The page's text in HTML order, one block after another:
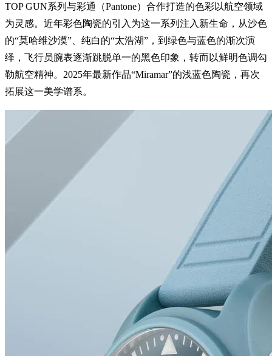
TOP GUN系列与彩通（Pantone）合作打造的色彩以航空领域
为灵感。近年彩色陶瓷的引入为这一系列注入新生命，从沙色
的“莫哈维沙漠”、纯白的“太浩湖”，到绿色与蓝色的渐次演
绎，飞行员腕表逐渐跳脱单一的黑色印象，转而以鲜明色调勾
勒航空精神。2025年最新作品“Miramar”的浅蓝色陶瓷，再次
拓展这一美学谱系。